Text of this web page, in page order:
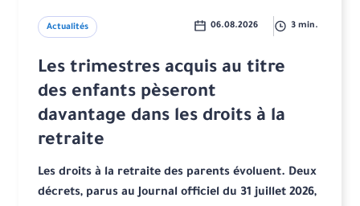
Actualités 06.08.2026 3 min.
Les trimestres acquis au titre
des enfants pèseront
davantage dans les droits à la
retraite
Les droits à la retraite des parents évoluent. Deux
décrets, parus au Journal officiel du 31 juillet 2026,